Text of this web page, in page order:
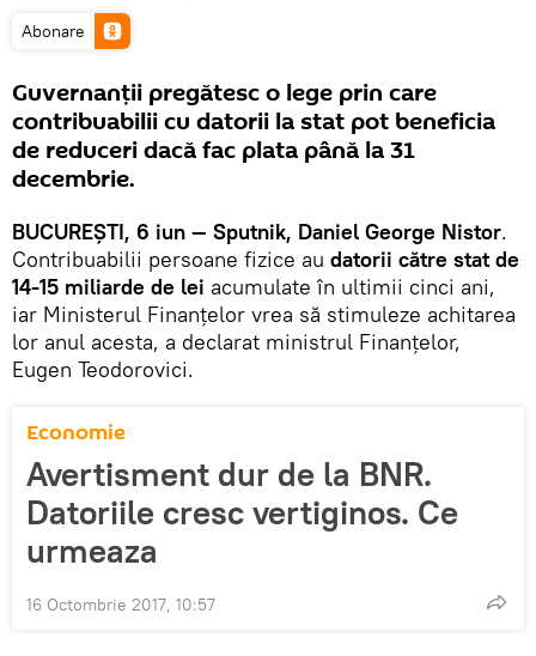
Abonare
Guvernanții pregătesc o lege prin care
contribuabilii cu datorii la stat pot beneficia
de reduceri dacă fac plata până la 31
decembrie.
BUCUREȘTI, 6 iun — Sputnik, Daniel George Nistor.
Contribuabilii persoane fizice au datorii către stat de
14-15 miliarde de lei acumulate în ultimii cinci ani,
iar Ministerul Finanțelor vrea să stimuleze achitarea
lor anul acesta, a declarat ministrul Finanțelor,
Eugen Teodorovici.
Economie
Avertisment dur de la BNR.
Datoriile cresc vertiginos. Ce
urmeaza
16 Octombrie 2017, 10:57